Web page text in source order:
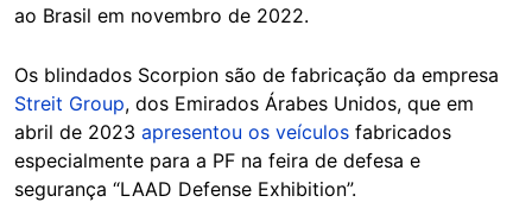
ao Brasil em novembro de 2022.
Os blindados Scorpion são de fabricação da empresa
Streit Group, dos Emirados Árabes Unidos, que em
abril de 2023 apresentou os veículos fabricados
especialmente para a PF na feira de defesa e
segurança “LAAD Defense Exhibition”.